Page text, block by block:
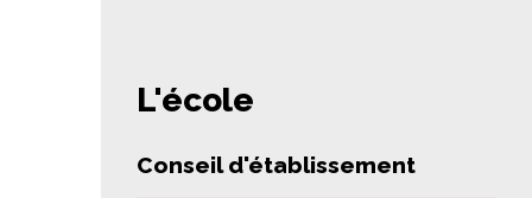
L'école
Conseil d'établissement